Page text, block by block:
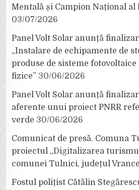
Mentală și Campion Național al
03/07/2026
Panel Volt Solar anunță
„Instalare de echipamente de
produse de sisteme
fizice” 30/06/2026
Panel Volt Solar anunță
aferente unui proiect PNRR
verde 30/06/2026
Comunicat de presă. Comuna
proiectul „Digitalizarea
comunei Tulnici, județul
Fostul polițist Cătălin